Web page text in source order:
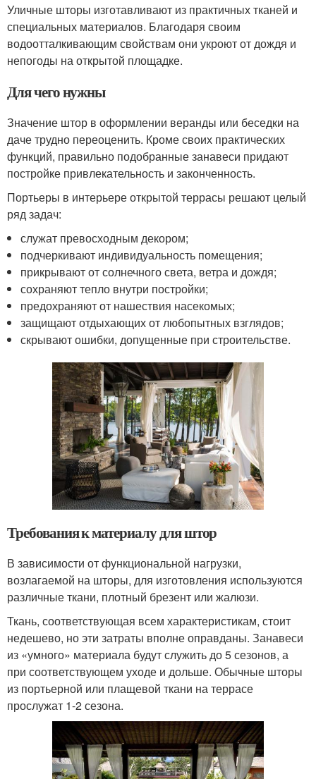
Уличные шторы изготавливают из практичных тканей и
специальных материалов. Благодаря своим
водоотталкивающим свойствам они укроют от дождя и
непогоды на открытой площадке.
Для чего нужны
Значение штор в оформлении веранды или беседки на
даче трудно переоценить. Кроме своих практических
функций, правильно подобранные занавеси придают
постройке привлекательность и законченность.
Портьеры в интерьере открытой террасы решают целый
ряд задач:
служат превосходным декором;
подчеркивают индивидуальность помещения;
прикрывают от солнечного света, ветра и дождя;
сохраняют тепло внутри постройки;
предохраняют от нашествия насекомых;
защищают отдыхающих от любопытных взглядов;
скрывают ошибки, допущенные при строительстве.
Требования к материалу для штор
В зависимости от функциональной нагрузки,
возлагаемой на шторы, для изготовления используются
различные ткани, плотный брезент или жалюзи.
Ткань, соответствующая всем характеристикам, стоит
недешево, но эти затраты вполне оправданы. Занавеси
из «умного» материала будут служить до 5 сезонов, а
при соответствующем уходе и дольше. Обычные шторы
из портьерной или плащевой ткани на террасе
прослужат 1-2 сезона.